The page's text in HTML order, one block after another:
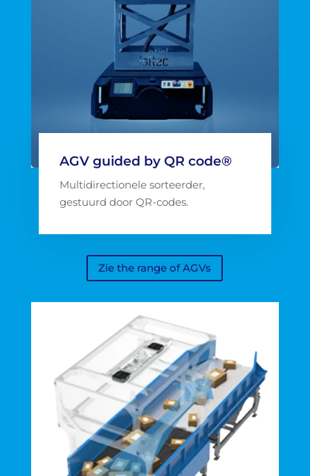
AGV guided by QR code®
Multidirectionele sorteerder,
gestuurd door QR-codes.
Zie the range of AGVs